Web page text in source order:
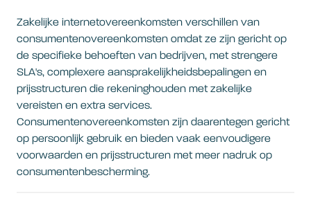
Zakelijke internetovereenkomsten verschillen van
consumentenovereenkomsten omdat ze zijn gericht op
de specifieke behoeften van bedrijven, met strengere
SLA's, complexere aansprakelijkheidsbepalingen en
prijsstructuren die rekeninghouden met zakelijke
vereisten en extra services.
Consumentenovereenkomsten zijn daarentegen gericht
op persoonlijk gebruik en bieden vaak eenvoudigere
voorwaarden en prijsstructuren met meer nadruk op
consumentenbescherming.